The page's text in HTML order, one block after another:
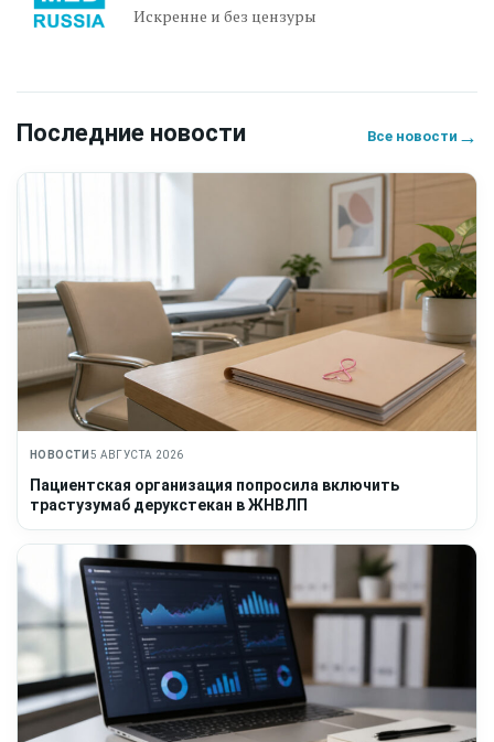
Искренне и без цензуры
Последние новости Все новости →
НОВОСТИ 5 АВГУСТА 2026
Пациентская организация попросила включить
трастузумаб дерукстекан в ЖНВЛП